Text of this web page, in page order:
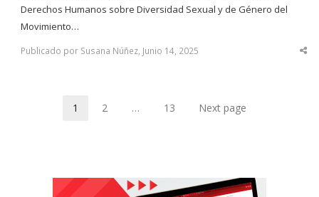
Derechos Humanos sobre Diversidad Sexual y de Género del
Movimiento…
Publicado por Susana Núñez, Junio 14, 2025
Page
1 Page
2 … 13 Next page